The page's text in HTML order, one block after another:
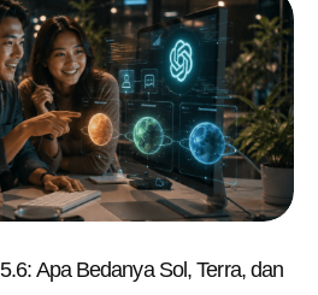
Apa Bedanya Sol, Terra, dan